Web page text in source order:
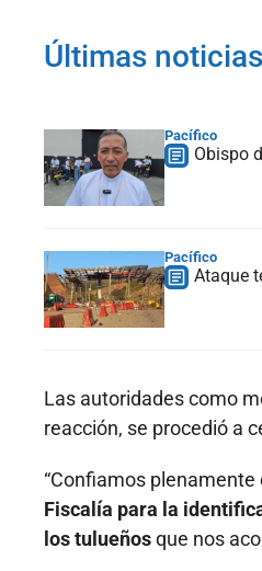
Últimas noticias
Pacífico
Obispo
Pacífico
Ataque
Las autoridades como
reacción, se procedió a
“Confiamos
Fiscalía para la
los tulueñosque nos